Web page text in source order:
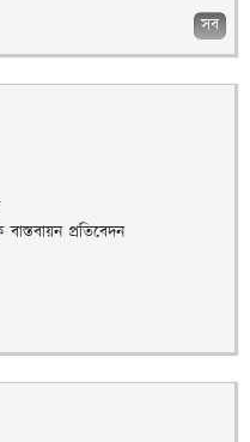
সব
বাস্তবায়ন প্রতিবেদন